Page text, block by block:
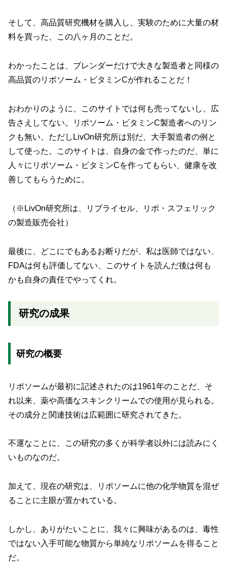
そして、高品質研究機材を購入し、実験のために大量の材
料を買った、この八ヶ月のことだ。
わかったことは、ブレンダーだけで大きな製造者と同様の
高品質のリポソーム・ビタミンCが作れることだ！
おわかりのように、このサイトでは何も売ってないし、広
告さえしてない。リポソーム・ビタミンC製造者へのリン
クも無い、ただしLivOn研究所は別だ、大手製造者の例と
して使った。このサイトは、自身の金で作ったのだ、単に
人々にリポソーム・ビタミンCを作ってもらい、健康を改
善してもらうために。
（※LivOn研究所は、リプライセル、リポ・スフェリック
の製造販売会社）
最後に、どこにでもあるお断りだが、私は医師ではない、
FDAは何も評価してない、このサイトを読んだ後は何も
かも自身の責任でやってくれ。
研究の成果
研究の概要
リポソームが最初に記述されたのは1961年のことだ、そ
れ以来、薬や高価なスキンクリームでの使用が見られる。
その成分と関連技術は広範囲に研究されてきた。
不運なことに、この研究の多くが科学者以外には読みにく
いものなのだ。
加えて、現在の研究は、リポソームに他の化学物質を混ぜ
ることに主眼が置かれている。
しかし、ありがたいことに、我々に興味があるのは、毒性
ではない入手可能な物質から単純なリポソームを得ること
だ。